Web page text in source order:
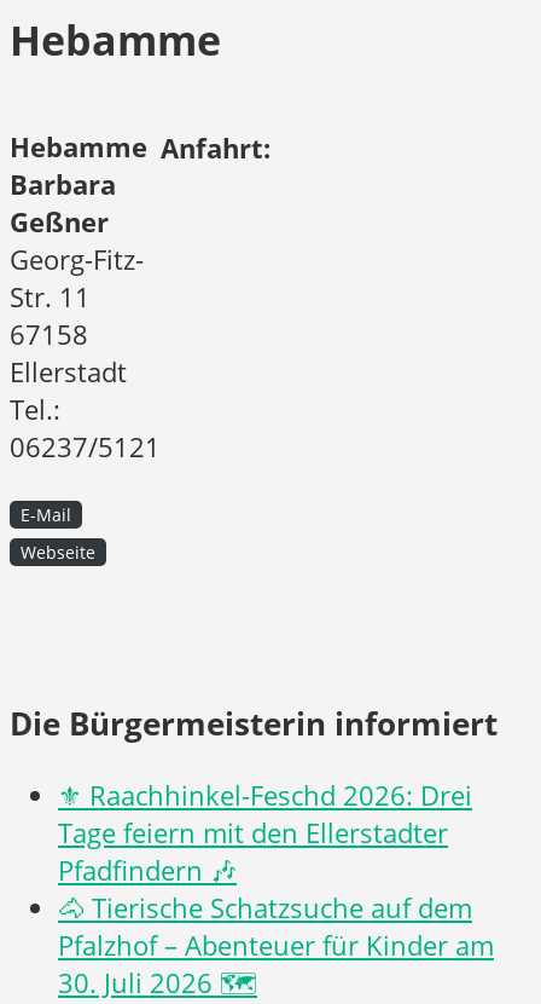
Hebamme
Hebamme
Barbara
Geßner
Georg-Fitz-
Str. 11
67158
Ellerstadt
Tel.:
06237/5121
E-Mail
Webseite
Anfahrt:
Die Bürgermeisterin informiert
⚜️ Raachhinkel-Feschd 2026: Drei
Tage feiern mit den Ellerstadter
Pfadfindern 🎶
🐴 Tierische Schatzsuche auf dem
Pfalzhof – Abenteuer für Kinder am
30. Juli 2026 🗺️